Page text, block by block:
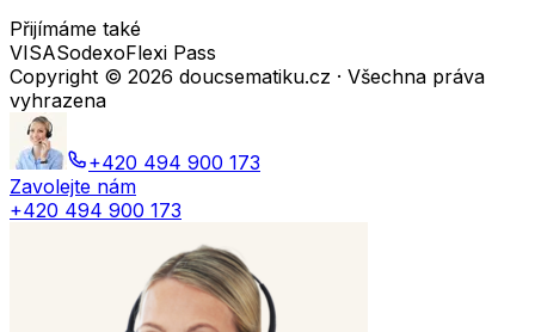
Přijímáme také
VISASodexoFlexi Pass
Copyright © 2026 doucsematiku.cz · Všechna práva
vyhrazena
+420 494 900 173
Zavolejte nám
+420 494 900 173